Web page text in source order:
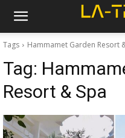
Tags Hammamet Garden Resort
Tag:
Resort & Spa